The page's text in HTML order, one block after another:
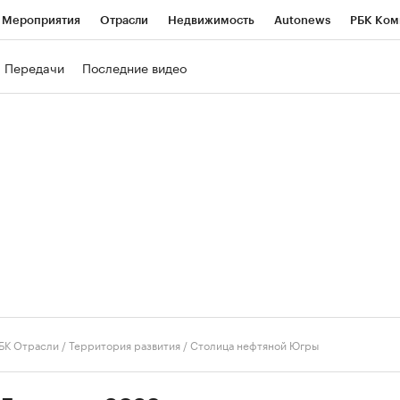
Мероприятия Отрасли Недвижимость Autonews РБК
Передачи Последние видео
Отрасли / Территория развития /Столица нефтяной Югры